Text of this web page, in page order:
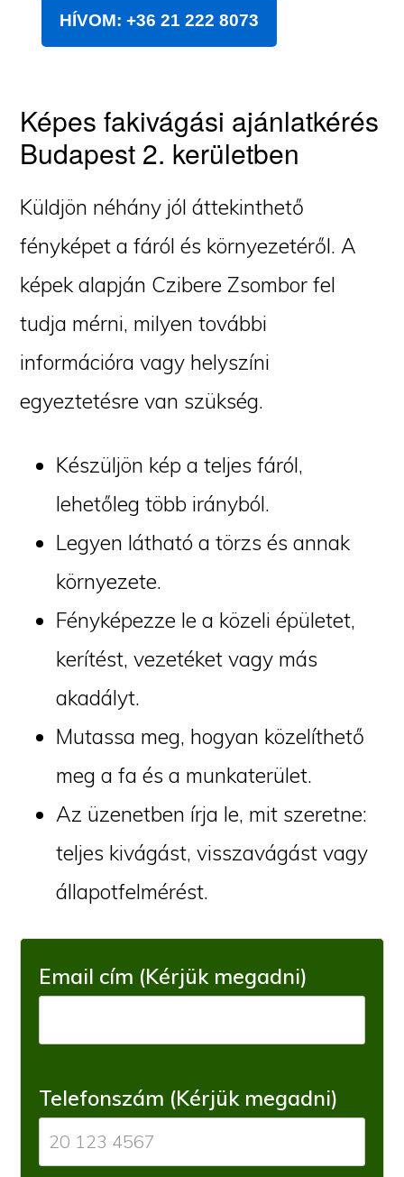
HÍVOM: +36 21 222 8073
Képes fakivágási ajánlatkérés
Budapest 2. kerületben
Küldjön néhány jól áttekinthető
fényképet a fáról és környezetéről. A
képek alapján Czibere Zsombor fel
tudja mérni, milyen további
információra vagy helyszíni
egyeztetésre van szükség.
Készüljön kép a teljes fáról,
lehetőleg több irányból.
Legyen látható a törzs és annak
környezete.
Fényképezze le a közeli épületet,
kerítést, vezetéket vagy más
akadályt.
Mutassa meg, hogyan közelíthető
meg a fa és a munkaterület.
Az üzenetben írja le, mit szeretne:
teljes kivágást, visszavágást vagy
állapotfelmérést.
Email cím (Kérjük megadni)
Telefonszám (Kérjük megadni)